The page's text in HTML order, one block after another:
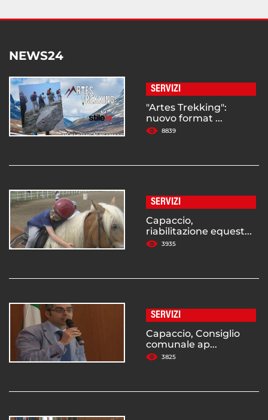
NEWS24
SERVIZI
"Artes Trekking":
nuovo format ...
8839
SERVIZI
Capaccio,
riabilitazione equest...
3935
SERVIZI
Capaccio, Consiglio
comunale ap...
3825